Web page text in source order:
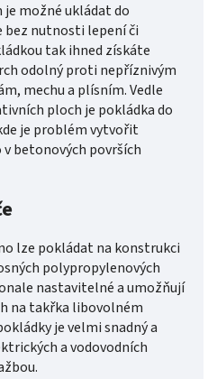
je možné ukládat do
bez nutnosti lepení či
tak ihned získáte
odolný proti nepříznivým
mechu a plísním. Vedle
ploch je pokládka do
je problém vytvořit
v betonových površích
lze pokládat na konstrukci
polypropylenových
nastavitelné a umožňují
na takřka libovolném
je velmi snadný a
a vodovodních